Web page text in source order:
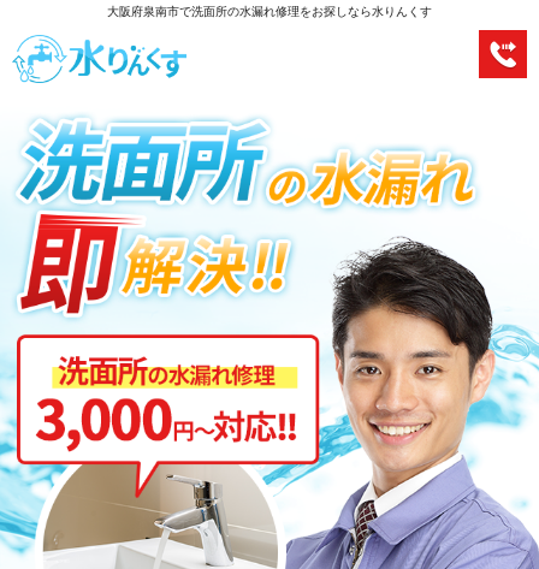
大阪府泉南市で洗面所の水漏れ修理をお探しなら水りんくす